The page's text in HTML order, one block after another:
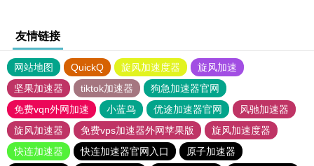
友情链接
网站地图 QuickQ 旋风加速度器
旋风加速
坚果加速器
tiktok加速器
狗急加速器官网
免费vqn外网加速
小蓝鸟 优途加速器官网
风驰加速器
旋风加速器
免费vps加速器外网苹果版
旋风加速度器
快连加速器
快连加速器官网入口
原子加速器